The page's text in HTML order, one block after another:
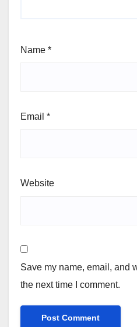
Name *
Email *
Website
Save my name, email, and
the next time I comment.